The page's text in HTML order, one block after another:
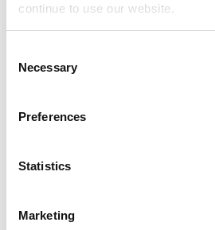
continue to use our website.
Selection
Necessary
Preferences
Statistics
Marketing
タフマー®
ポリプロピレン